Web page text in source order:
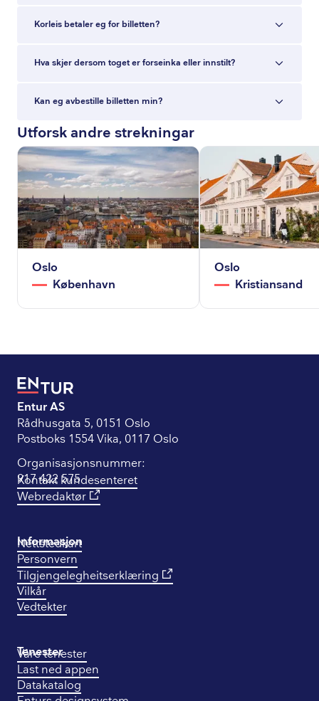
Korleis betaler eg for billetten?
Hva skjer dersom toget er forseinka eller innstilt?
Kan eg avbestille billetten min?
Utforsk andre strekningar
Oslo
København
Oslo
Kristiansand
Entur AS
Rådhusgata 5, 0151 Oslo
Postboks 1554 Vika, 0117 Oslo
Organisasjonsnummer:
917 422 575
Kontakt kundesenteret
Webredaktør
Informasjon
Nettstedkart
Personvern
Tilgjengelegheitserklæring
Vilkår
Vedtekter
Tenester
Våre tenester
Last ned appen
Datakatalog